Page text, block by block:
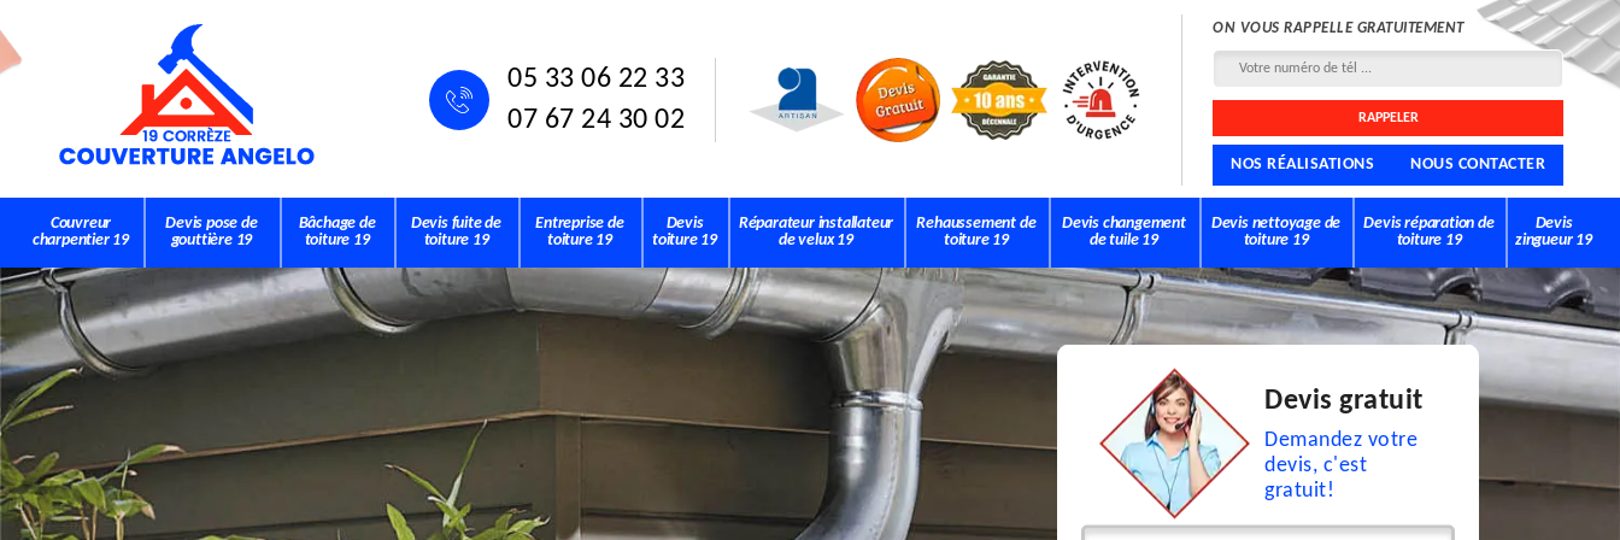
05 33 06 22 33
07 67 24 30 02
ON VOUS RAPPELLE GRATUITEMENT
NOS RÉALISATIONS NOUS CONTACTER
Couvreur
charpentier 19
Devis pose de
gouttière 19
Bâchage de
toiture 19
Devis fuite de
toiture 19
Entreprise de
toiture 19
Devis
toiture 19
Réparateur installateur
de velux 19
Rehaussement de
toiture 19
Devis changement
de tuile 19
Devis nettoyage de
toiture 19
Devis réparation de
toiture 19
Devis
zingueur 19
Devis gratuit
Demandez votre
devis, c'est
gratuit!